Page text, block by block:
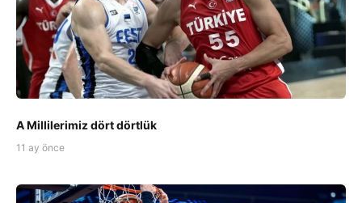
A Millilerimiz dört dörtlük
11 ay önce